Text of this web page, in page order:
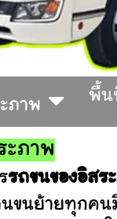
ภาพ
พื้น
ะภาพ
รถขนของอิสร
ขนย้ายทุกคน